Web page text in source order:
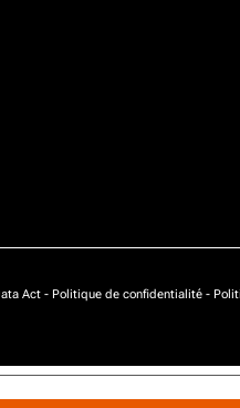
Act - Politique de confidentialité -
Vos choix en matière